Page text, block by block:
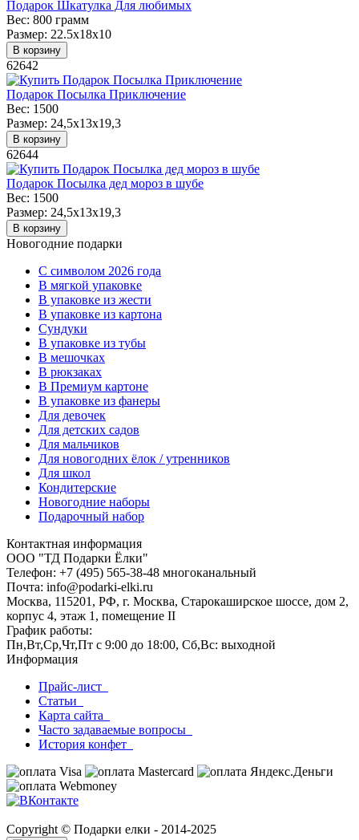
Подарок Шкатулка Для любимых
Вес: 800 грамм
Размер: 22.5x18x10
В корзину
62642
Подарок Посылка Приключение
Вес: 1500
Размер: 24,5x13x19,3
В корзину
62644
Подарок Посылка дед мороз в шубе
Вес: 1500
Размер: 24,5x13x19,3
В корзину
Новогодние подарки
C символом 2026 года
В мягкой упаковке
В упаковке из жести
В упаковке из картона
Сундуки
В упаковке из тубы
В мешочках
В рюкзаках
В Премиум картоне
В упаковке из фанеры
Для девочек
Для детских садов
Для мальчиков
Для новогодних ёлок / утренников
Для школ
Кондитерские
Новогодние наборы
Подарочный набор
Контактная информация
ООО "ТД Подарки Ёлки"
Телефон: +7 (495) 565-38-48 многоканальный
Почта: info@podarki-elki.ru
Москва, 115201, РФ, г. Москва, Старокаширское шоссе, дом 2,
корпус 4, этаж 1, помещение II
График работы:
Пн,Вт,Ср,Чт,Пт с 9:00 до 18:00, Сб,Вс: выходной
Информация
Прайс-лист
Статьи
Карта сайта
Часто задаваемые вопросы
История конфет
Copyright © Подарки елки - 2014-2025